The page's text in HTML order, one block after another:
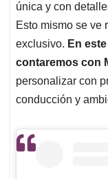
única y con
Esto mismo se ve
exclusivo. En
contaremos con
personalizar con
conducción y